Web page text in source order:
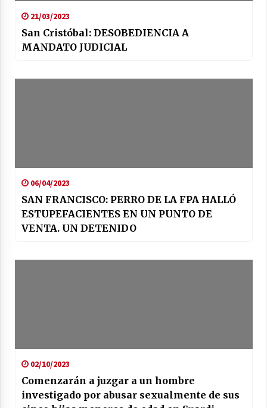
21/03/2023
San Cristóbal: DESOBEDIENCIA A
MANDATO JUDICIAL
06/04/2023
SAN FRANCISCO: PERRO DE LA FPA HALLÓ
ESTUPEFACIENTES EN UN PUNTO DE
VENTA. UN DETENIDO
02/10/2023
Comenzarán a juzgar a un hombre
investigado por abusar sexualmente de sus